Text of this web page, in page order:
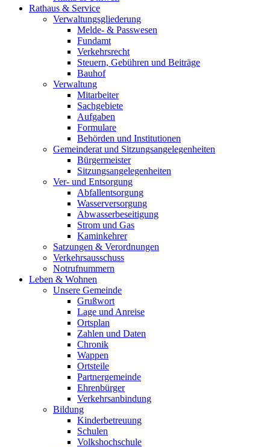
Rathaus & Service
Verwaltungsgliederung
Melde- & Passwesen
Fundamt
Verkehrsrecht
Steuern, Gebühren und Beiträge
Bauhof
Verwaltung
Mitarbeiter
Sachgebiete
Aufgaben
Formulare
Behörden und Institutionen
Gemeinderat und Sitzungsangelegenheiten
Bürgermeister
Sitzungsangelegenheiten
Ver- und Entsorgung
Abfallentsorgung
Wasserversorgung
Abwasserbeseitigung
Strom und Gas
Kaminkehrer
Satzungen & Verordnungen
Verkehrsausschuss
Notrufnummern
Leben & Wohnen
Unsere Gemeinde
Grußwort
Lage und Anreise
Ortsplan
Zahlen und Daten
Chronik
Wappen
Ortsteile
Partnergemeinde
Ehrenbürger
Verkehrsanbindung
Bildung
Kinderbetreuung
Schulen
Volkshochschule